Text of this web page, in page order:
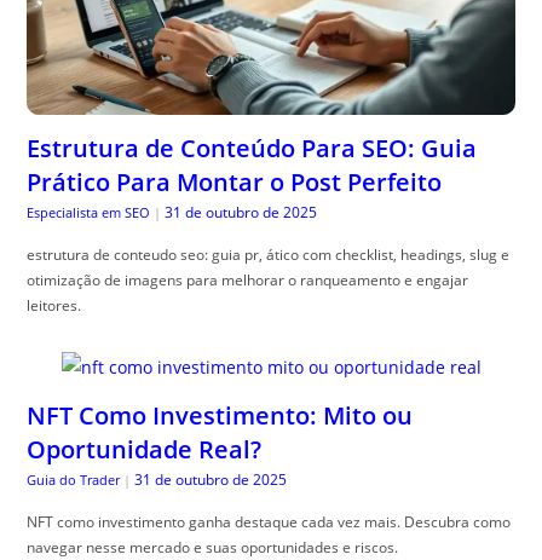
Estrutura de Conteúdo Para SEO: Guia
Prático Para Montar o Post Perfeito
Especialista em SEO | 31 de outubro de 2025
estrutura de conteudo seo: guia pr, ático com checklist, headings, slug e
otimização de imagens para melhorar o ranqueamento e engajar
leitores.
NFT Como Investimento: Mito ou
Oportunidade Real?
Guia do Trader | 31 de outubro de 2025
NFT como investimento ganha destaque cada vez mais. Descubra como
navegar nesse mercado e suas oportunidades e riscos.